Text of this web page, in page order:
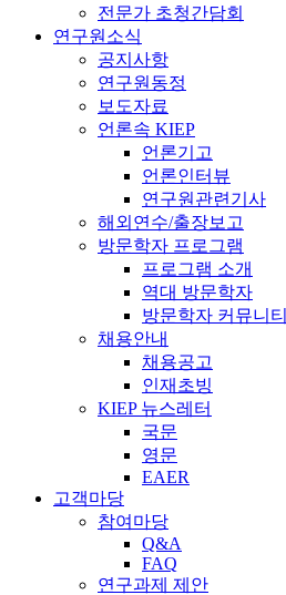
전문가 초청간담회
연구원소식
공지사항
연구원동정
보도자료
언론속 KIEP
언론기고
언론인터뷰
연구원관련기사
해외연수/출장보고
방문학자 프로그램
프로그램 소개
역대 방문학자
방문학자 커뮤니티
채용안내
채용공고
인재초빙
KIEP 뉴스레터
국문
영문
EAER
고객마당
참여마당
Q&A
FAQ
연구과제 제안